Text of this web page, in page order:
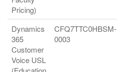
Pricing)
Dynamics
365
Customer
Voice USL
CFQ7TTC0HBSM-
0003